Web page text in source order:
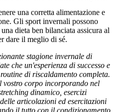
una corretta alimentazione e
Gli sport invernali possono
dieta ben bilanciata assicura al
dare il meglio di sé.
stagione invernale di
che un'esperienza di successo e
di riscaldamento completa.
vostro corpo incorporando nel
dinamico, esercizi
articolazioni ed esercitazioni
il tutto con il condizionamento